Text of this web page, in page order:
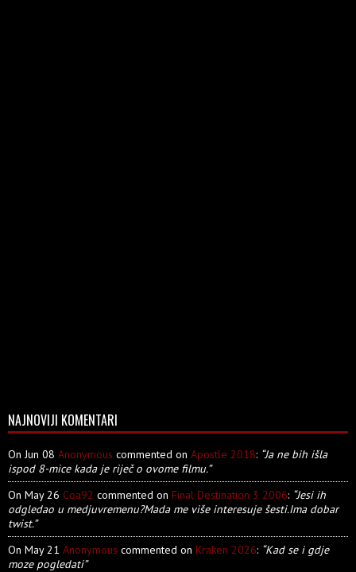
NAJNOVIJI KOMENTARI
On Jun 08 Anonymous commented on Apostle 2018: “Ja ne bih išla
ispod 8-mice kada je riječ o ovome filmu.”
On May 26 Coa92 commented on Final Destination 3 2006: “Jesi ih
odgledao u medjuvremenu?Mada me više interesuje šesti.Ima dobar
twist.”
On May 21 Anonymous commented on Kraken 2026: “Kad se i gdje
moze pogledati”